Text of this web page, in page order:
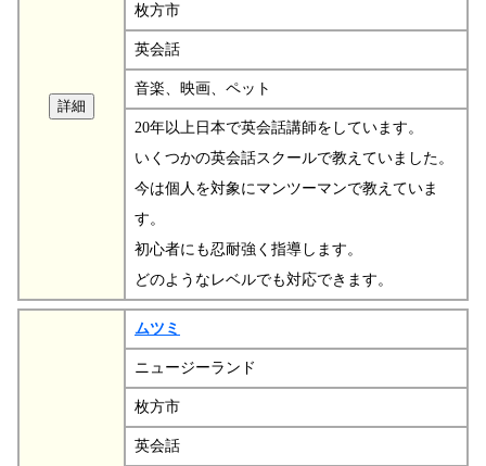
枚方市
英会話
音楽、映画、ペット
20年以上日本で英会話講師をしています。
いくつかの英会話スクールで教えていました。
今は個人を対象にマンツーマンで教えていま
す。
初心者にも忍耐強く指導します。
どのようなレベルでも対応できます。
ムツミ
ニュージーランド
枚方市
英会話